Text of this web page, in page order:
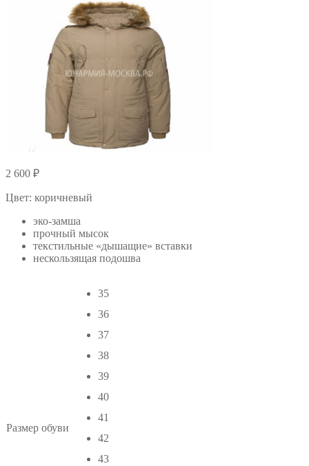
2 600 ₽
Цвет: коричневый
эко-замша
прочный мысок
текстильные «дышащие» вставки
нескользящая подошва
Размер обуви
35
36
37
38
39
40
41
42
43